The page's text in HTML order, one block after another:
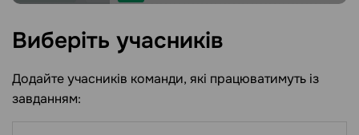
Виберіть учасників
Додайте учасників команди, які працюватимуть із
завданням: